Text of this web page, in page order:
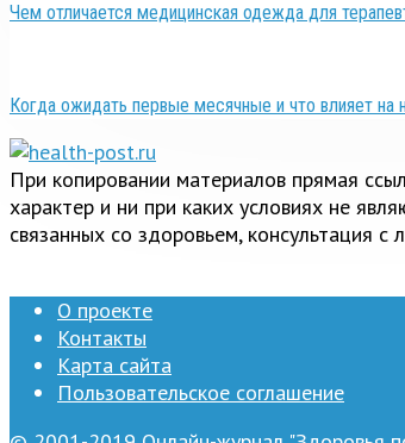
Чем отличается медицинская одежда для
Когда ожидать первые месячные и что влияет на
При копировании материалов прямая
характер и ни при каких условиях не
связанных со здоровьем, консультация
О проекте
Контакты
Карта сайта
Пользовательское соглашение